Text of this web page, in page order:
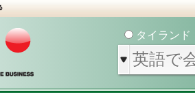
タイランド